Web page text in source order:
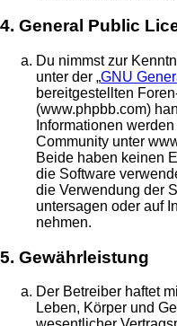
4. General Public
Du nimmst zur
unter der „GNU
bereitgestellten
(www.phpbb.com)
Informationen
Community unter
Beide haben keinen
die Software
die Verwendung der
untersagen oder auf
nehmen.
5. Gewährleistung
Der Betreiber haftet
Leben, Körper und